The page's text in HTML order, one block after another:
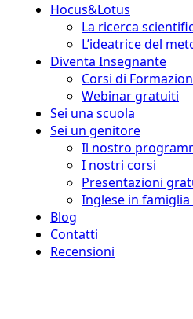
Hocus&Lotus
La ricerca
L’ideatrice del
Diventa Insegnante
Corsi di
Webinar gratuiti
Sei una scuola
Sei un genitore
Il nostro
I nostri corsi
Presentazioni
Inglese in famiglia
Blog
Contatti
Recensioni